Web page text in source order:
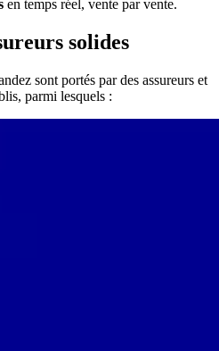
en temps réel, vente par vente.
solides
sont portés par des assureurs et
parmi lesquels :